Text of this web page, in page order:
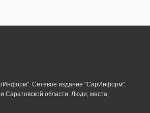
Сетевое издание "СарИнформ".
Саратовской области. Люди, места,